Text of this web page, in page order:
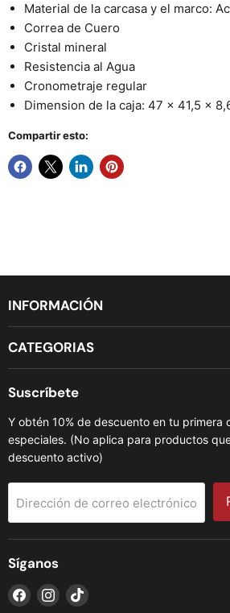
Material de la carcasa y el marco:
Correa de Cuero
Cristal mineral
Resistencia al Agua
Cronometraje regular
Dimension de la caja: 47 x 41,5 x
Compartir esto:
INFORMACIÓN
CATEGORIAS
Suscríbete
Y obtén 10% de descuento en tu primera
especiales. (No aplica para productos
descuento activo)
Dirección de correo electrónico
Síganos
Encuéntrenos
en
Encuéntrenos
en
Encuéntrenos